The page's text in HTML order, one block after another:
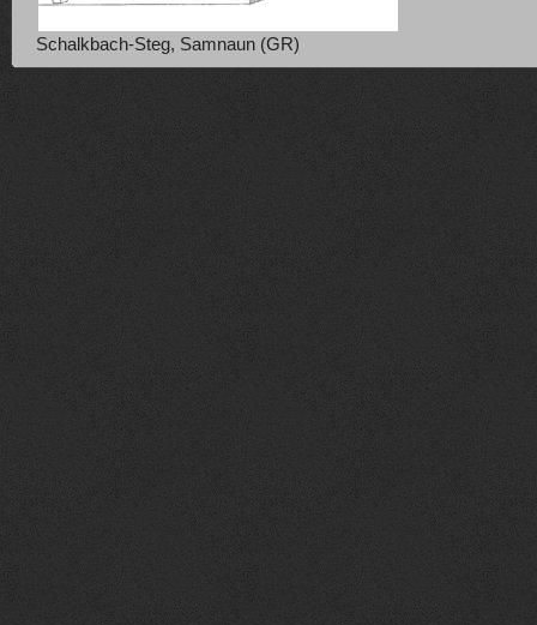
Schalkbach-Steg, Samnaun (GR)